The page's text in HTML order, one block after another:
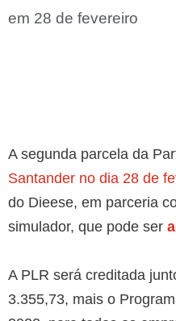
em 28 de fevereiro
A segunda parcela da
Santander no dia 28 de
do Dieese, em parceria
simulador, que pode ser
A PLR será creditada
3.355,73, mais o